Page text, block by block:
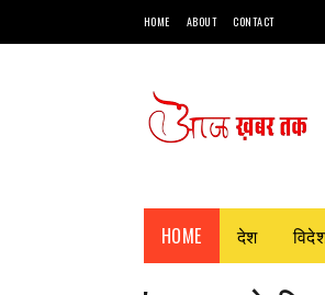
HOME ABOUT CONTACT
HOME देश